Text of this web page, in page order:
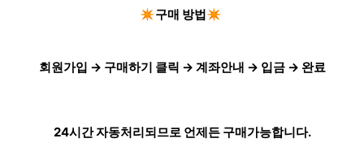
✴️구매 방법✴️
회원가입 → 구매하기 클릭 → 계좌안내 → 입금 → 완료
24시간 자동처리되므로 언제든 구매가능합니다.